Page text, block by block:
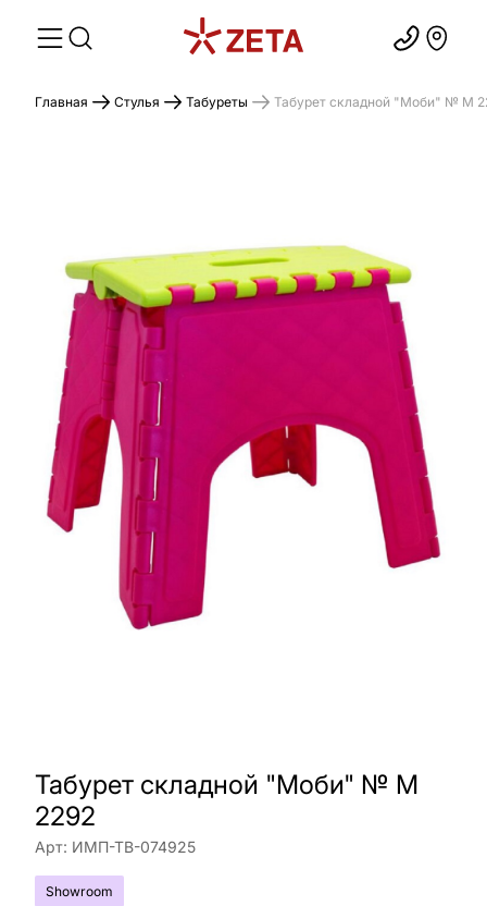
Главная Стулья Табуреты Табурет складной "Моби" № М
Табурет складной "Моби" № М
2292
Арт: ИМП-ТВ-074925
Showroom